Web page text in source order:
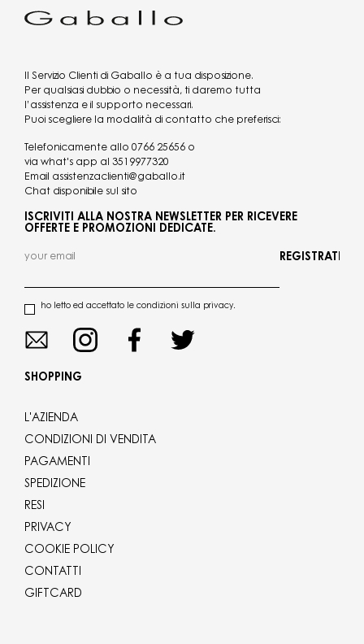
Il Servizio Clienti di Gaballo è a tua disposizione.
Per qualsiasi dubbio o necessità, ti daremo tutta
l’assistenza e il supporto necessari.
Puoi scegliere la modalità di contatto che preferisci:
Telefonicamente allo 0766 25656 o
via what's app al 3519977320
Email assistenzaclienti@gaballo.it
Chat disponibile sul sito
ISCRIVITI ALLA NOSTRA NEWSLETTER PER RICEVERE
OFFERTE E PROMOZIONI DEDICATE.
ho letto ed accettato le condizioni sulla privacy.
REGISTRATI
SHOPPING
L'AZIENDA
CONDIZIONI DI VENDITA
PAGAMENTI
SPEDIZIONE
RESI
PRIVACY
COOKIE POLICY
CONTATTI
GIFTCARD